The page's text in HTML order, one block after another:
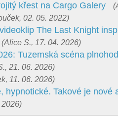
křest na Cargo Galery
02. 05. 2022)
The Last Knight
(Alice S., 17. 04. 2026)
Tuzemská scéna
21. 06. 2026)
11. 06. 2026)
hypnotické. Takové je nové